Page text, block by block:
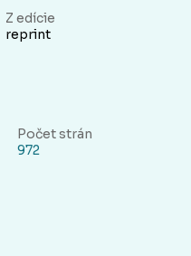
Z edície
reprint
Počet strán
972